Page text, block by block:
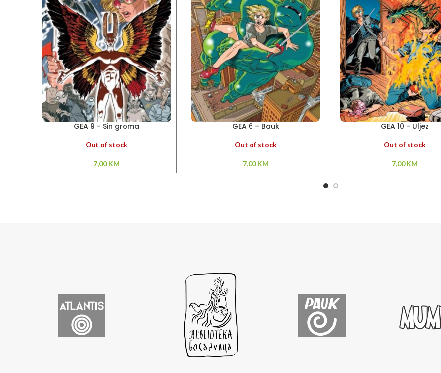
GEA 9 – Sin groma
Out of stock
7,00KM
GEA 6 – Bauk
Out of stock
7,00KM
GEA 10 – Uljez
Out of stock
7,00KM